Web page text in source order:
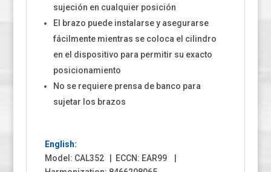
sujeción en cualquier posición
El brazo puede instalarse y asegurarse
fácilmente mientras se coloca el cilindro
en el dispositivo para permitir su exacto
posicionamiento
No se requiere prensa de banco para
sujetar los brazos
English:
Model: CAL352 | ECCN: EAR99 |